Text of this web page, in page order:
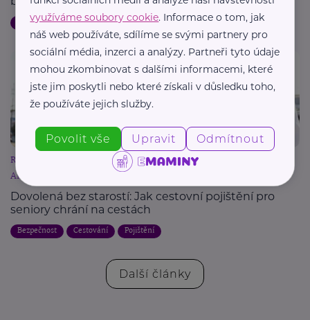
Dovolená Bezpečnost Cestování Pojištění
Reklama
Allianz pojišťovna, a. s. - sídlo společnosti
Dovolená bez starostí: Jak cestovní pojištění pro
seniory chrání na cestách
Bezpečnost Cestování Pojištění
Další články
využíváme soubory cookie. Informace o tom, jak
náš web používáte, sdílíme se svými partnery pro
sociální média, inzerci a analýzy. Partneři tyto údaje
mohou zkombinovat s dalšími informacemi, které
jste jim poskytli nebo které získali v důsledku toho,
že používáte jejich služby.
Povolit vše Upravit Odmítnout